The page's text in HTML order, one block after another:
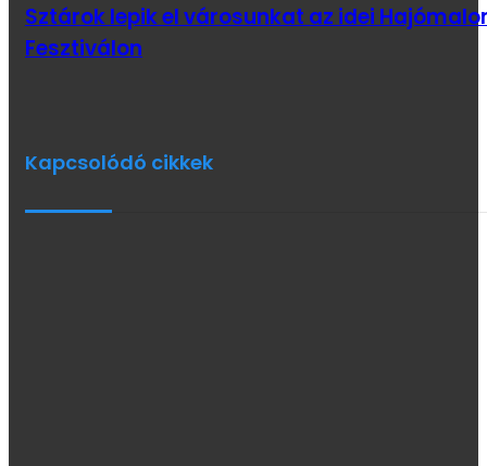
Sztárok lepik el városunkat az idei
Fesztiválon
Kapcsolódó cikkek